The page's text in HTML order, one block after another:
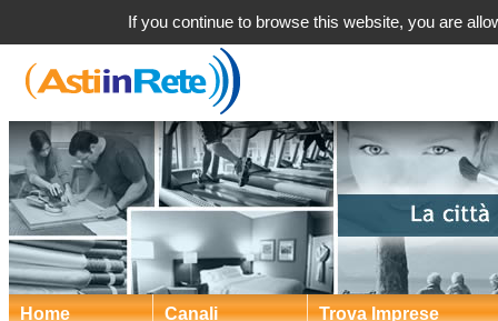
Home Canali Trova Imprese
If you continue to browse this website, you are